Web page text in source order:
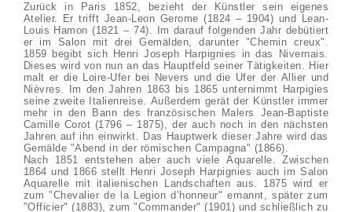
Zurück in Paris 1852, bezieht der Künstler sein eigenes
Atelier. Er trifft Jean-Leon Gerome (1824 – 1904) und Lean-
Louis Hamon (1821 – 74). Im darauf folgenden Jahr debütiert
er im Salon mit drei Gemälden, darunter "Chemin creux".
1859 begibt sich Henri Joseph Harpignies in das Nivernais.
Dieses wird von nun an das Hauptfeld seiner Tätigkeiten. Hier
malt er die Loire-Ufer bei Nevers und die Ufer der Allier und
Nièvres. Im den Jahren 1863 bis 1865 unternimmt Harpigies
seine zweite Italienreise. Außerdem gerät der Künstler immer
mehr in den Bann des französischen Malers Jean-Baptiste
Camille Corot (1796 – 1875), der auch noch in den nächsten
Jahren auf ihn einwirkt. Das Hauptwerk dieser Jahre wird das
Gemälde "Abend in der römischen Campagna" (1866).
Nach 1851 entstehen aber auch viele Aquarelle. Zwischen
1864 und 1866 stellt Henri Joseph Harpignies auch im Salon
Aquarelle mit italienischen Landschaften aus. 1875 wird er
zum "Chevalier de la Legion d’honneur" ernannt, später zum
"Officier" (1883), zum "Commander" (1901) und schließlich zu